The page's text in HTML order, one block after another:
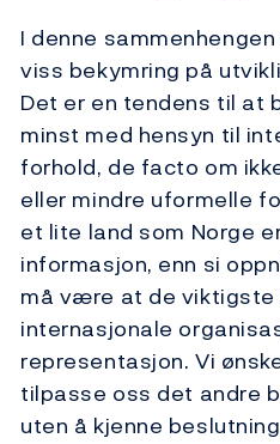
I denne
viss bekymring på
Det er en tendens til at
minst med hensyn til
forhold, de facto om
eller mindre uformelle
et lite land som Norge
informasjon, enn si
må være at de
internasjonale
representasjon. Vi
tilpasse oss det andre
uten å kjenne